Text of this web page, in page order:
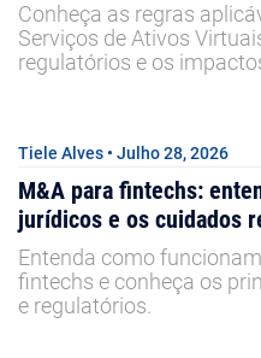
Conheça as regras
Serviços de Ativos
regulatórios e os
Tiele Alves • Julho 28, 2026
M&A para fintechs:
jurídicos e os cuidados
Entenda como
fintechs e conheça os
e regulatórios.